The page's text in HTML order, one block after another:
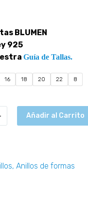
BLUMEN
925
Guía de Tallas.
16 18 20 22 8
Añadir al Carrito
,Anillos de formas